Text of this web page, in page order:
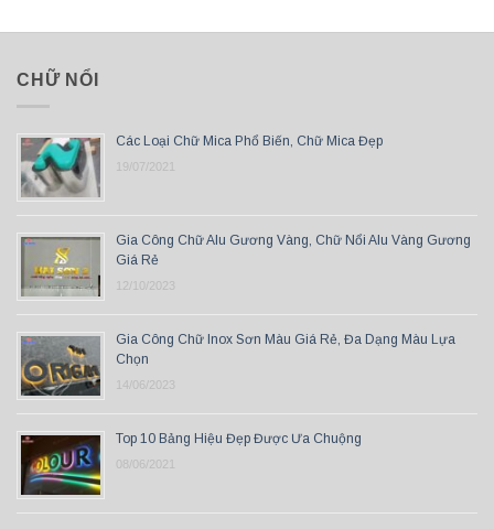
CHỮ NỔI
Các Loại Chữ Mica Phổ Biến, Chữ Mica Đẹp
19/07/2021
Gia Công Chữ Alu Gương Vàng, Chữ Nổi Alu Vàng Gương
Giá Rẻ
12/10/2023
Gia Công Chữ Inox Sơn Màu Giá Rẻ, Đa Dạng Màu Lựa
Chọn
14/06/2023
Top 10 Bảng Hiệu Đẹp Được Ưa Chuộng
08/06/2021